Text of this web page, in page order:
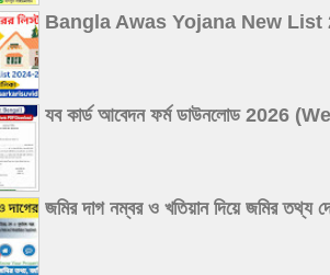
Bangla Awas Yojana New List
যব কার্ড আবেদন ফর্ম ডাউনলোড
জমির দাগ নম্বর ও খতিয়ান দিয়ে